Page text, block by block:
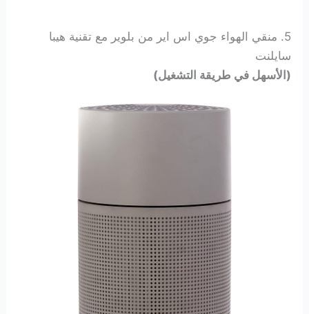
5. منقي الهواء جوي اس اير من بلوير مع تقنية هيبا
سايلنت
(الأسهل في طريقة التشغيل)